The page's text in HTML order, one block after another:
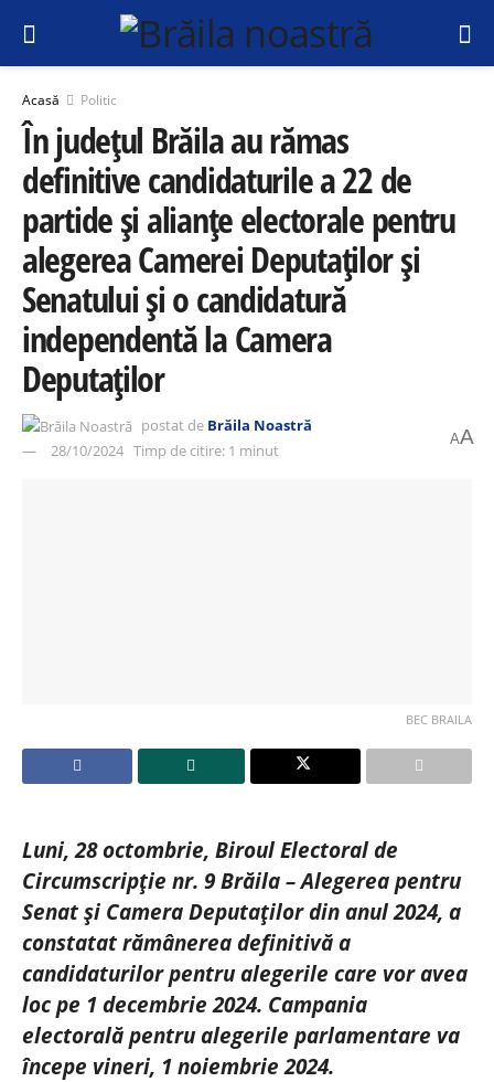
Acasă Politic
În județul Brăila au rămas
definitive candidaturile a 22 de
partide și alianțe electorale pentru
alegerea Camerei Deputaților și
Senatului și o candidatură
independentă la Camera
Deputaților
postat de Brăila Noastră
28/10/2024 Timp de citire: 1 minut
AA
BEC BRAILA
Luni, 28 octombrie, Biroul Electoral de
Circumscripție nr. 9 Brăila – Alegerea pentru
Senat și Camera Deputaților din anul 2024, a
constatat rămânerea definitivă a
candidaturilor pentru alegerile care vor avea
loc pe 1 decembrie 2024. Campania
electorală pentru alegerile parlamentare va
începe vineri, 1 noiembrie 2024.